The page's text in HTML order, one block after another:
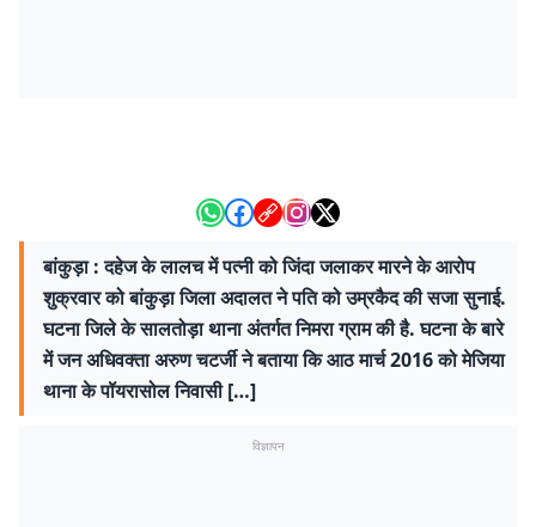
बांकुड़ा : दहेज के लालच में पत्नी को जिंदा जलाकर मारने के आरोप
शुक्रवार को बांकुड़ा जिला अदालत ने पति को उम्रकैद की सजा सुनाई.
घटना जिले के सालतोड़ा थाना अंतर्गत निमरा ग्राम की है. घटना के बारे
में जन अधिवक्ता अरुण चटर्जी ने बताया कि आठ मार्च 2016 को मेजिया
थाना के पॉयरासोल निवासी […]
विज्ञापन